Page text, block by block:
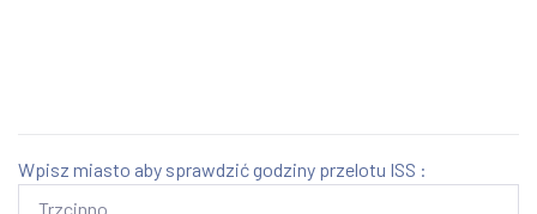
Wpisz miasto aby sprawdzić godziny przelotu ISS :